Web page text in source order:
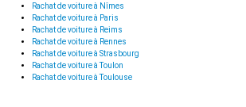
Rachat de voiture à Nîmes
Rachat de voiture à Paris
Rachat de voiture à Reims
Rachat de voiture à Rennes
Rachat de voiture à Strasbourg
Rachat de voiture à Toulon
Rachat de voiture à Toulouse